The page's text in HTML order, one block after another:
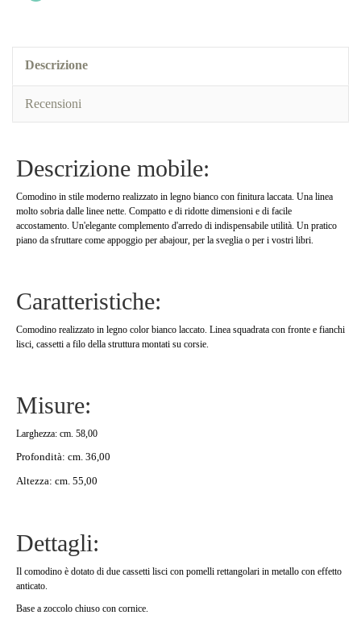
Descrizione
Recensioni
Descrizione mobile:
Comodino in stile moderno realizzato in legno bianco con finitura laccata. Una linea
molto sobria dalle linee nette. Compatto e di ridotte dimensioni e di facile
accostamento. Un'elegante complemento d'arredo di indispensabile utilità. Un pratico
piano da sfruttare come appoggio per abajour, per la sveglia o per i vostri libri.
Caratteristiche:
Comodino realizzato in legno color bianco laccato. Linea squadrata con fronte e fianchi
lisci, cassetti a filo della struttura montati su corsie.
Misure:
Larghezza: cm. 58,00
Profondità: cm. 36,00
Altezza: cm. 55,00
Dettagli:
Il comodino è dotato di due cassetti lisci con pomelli rettangolari in metallo con effetto
anticato.
Base a zoccolo chiuso con cornice.